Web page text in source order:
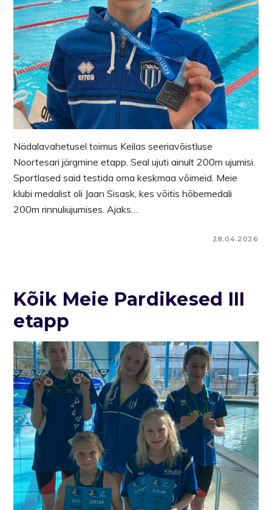
Nädalavahetusel toimus Keilas seeriavõistluse
Noortesari järgmine etapp. Seal ujuti ainult 200m ujumisi.
Sportlased said testida oma keskmaa võimeid. Meie
klubi medalist oli Jaan Sisask, kes võitis hõbemedali
200m rinnuliujumises. Ajaks…
28.04.2026
Kõik Meie Pardikesed III
etapp